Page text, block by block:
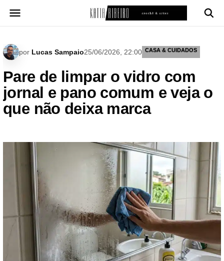
para
por Lucas Sampaio25/06/2026, 22:00 CASA & CUIDADOS
Pare de limpar o vidro com
jornal e pano comum e veja o
que não deixa marca